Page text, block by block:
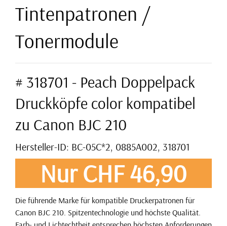
Tintenpatronen /
Tonermodule
# 318701 - Peach Doppelpack
Druckköpfe color kompatibel
zu Canon BJC 210
Hersteller-ID: BC-05C*2, 0885A002, 318701
Nur CHF 46,90
Die führende Marke für kompatible Druckerpatronen für
Canon BJC 210. Spitzentechnologie und höchste Qualität.